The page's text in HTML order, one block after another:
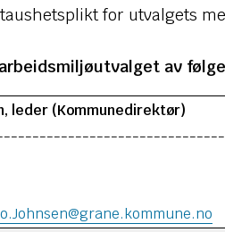
for utvalgets
av
leder (Kommunedirektør)